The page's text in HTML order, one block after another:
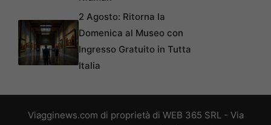
2 Agosto: Ritorna la
Domenica al Museo con
Ingresso Gratuito in Tutta
Italia
Viagginews.com di proprietà di WEB 365 SRL - Via